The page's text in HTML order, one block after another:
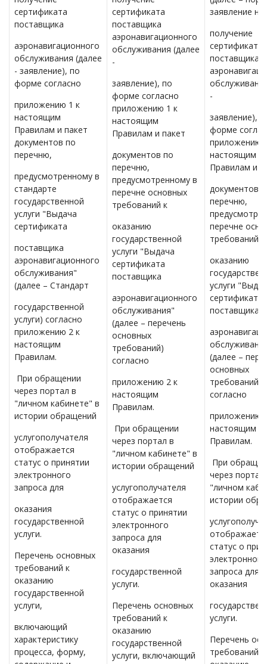
сертификата
поставщика
аэронавигационного
обслуживания (далее
- заявление), по
форме согласно
приложению 1 к
настоящим
Правилам и пакет
документов по
перечню,
предусмотренному в
стандарте
государственной
услуги "Выдача
сертификата
поставщика
аэронавигационного
обслуживания"
(далее – Стандарт
государственной
услуги) согласно
приложению 2 к
настоящим
Правилам.
При обращении
через портал в
"личном кабинете" в
истории обращений
услугополучателя
отображается
статус о принятии
электронного
запроса для
оказания
государственной
услуги.
Перечень основных
требований к
оказанию
государственной
услуги,
включающий
характеристику
процесса, форму,
сертификата
поставщика
аэронавигационного
обслуживания (далее
-
заявление), по
форме согласно
приложению 1 к
настоящим
Правилам и пакет
документов по
перечню,
предусмотренному в
перечне основных
требований к
оказанию
государственной
услуги "Выдача
сертификата
поставщика
аэронавигационного
обслуживания"
(далее – перечень
основных
требований)
согласно
приложению 2 к
настоящим
Правилам.
При обращении
через портал в
"личном кабинете" в
истории обращений
услугополучателя
отображается
статус о принятии
электронного
запроса для
оказания
государственной
услуги.
Перечень основных
требований к
оказанию
государственной
услуги, включающий
заявление на
получение
сертификата
поставщика
-
заявление),
форме
приложению
настоящим
Правилам и
документов
перечню,
перечне
требований к
оказанию
услуги
сертификата
поставщика
(далее –
основных
требований)
согласно
приложению
настоящим
Правилам.
При
через портал
"личном
истории
статус о
электронного
запроса для
оказания
услуги.
Перечень
требований к